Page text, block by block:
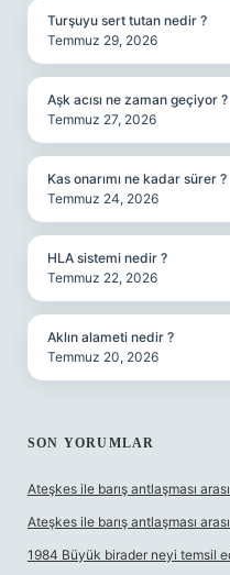
Turşuyu sert tutan nedir ?
Temmuz 29, 2026
Aşk acısı ne zaman geçiyor ?
Temmuz 27, 2026
Kas onarımı ne kadar sürer ?
Temmuz 24, 2026
HLA sistemi nedir ?
Temmuz 22, 2026
Aklın alameti nedir ?
Temmuz 20, 2026
SON YORUMLAR
Ateşkes ile barış antlaşması
Ateşkes ile barış antlaşması
1984 Büyük birader neyi temsil